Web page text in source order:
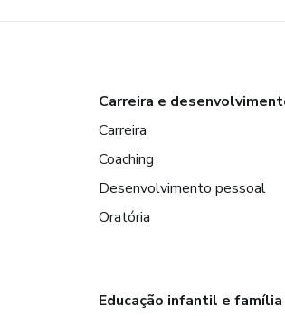
Carreira e
Carreira
Coaching
Desenvolvimento pessoal
Oratória
Educação infantil e família